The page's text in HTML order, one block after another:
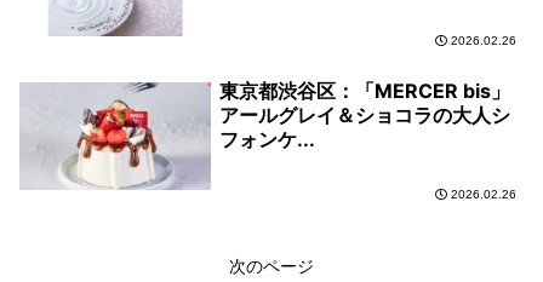
2026.02.26
東京都渋谷区：「MERCER bis」
アールグレイ＆ショコラの大人シ
フォンケ...
2026.02.26
次のページ